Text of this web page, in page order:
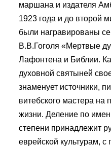
маршана и издателя
1923 года и до второй
были награвированы
В.В.Гоголя «Мертвые
Лафонтена и Библии.
духовной святыней
знаменует источники,
витебского мастера на
жизни. Деление по
степени принадлежит
еврейской культурам, с